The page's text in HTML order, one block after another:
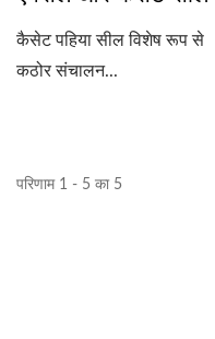
कैसेट पहिया सील विशेष रूप से
कठोर संचालन...
परिणाम 1 - 5 का 5